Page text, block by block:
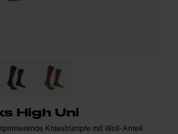
High Uni
Kniestrümpfe mit Woll-Anteil